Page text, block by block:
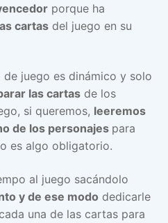
porque ha
cartas del juego en su
juego es dinámico y solo
las cartas de los
si queremos, leeremos
de los personajes para
es algo obligatorio.
al juego sacándolo
y de ese modo dedicarle
una de las cartas para